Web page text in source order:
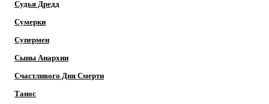
Судья Дредд
Сумерки
Супермен
Сыны Анархии
Счастливого Дня Смерти
Танос